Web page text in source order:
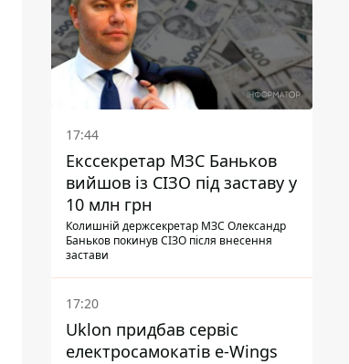
17:44
Екссекретар МЗС Баньков
вийшов із СІЗО під заставу у
10 млн грн
Колишній держсекретар МЗС Олександр
Баньков покинув СІЗО після внесення
застави
17:20
Uklon придбав сервіс
електросамокатів e-Wings